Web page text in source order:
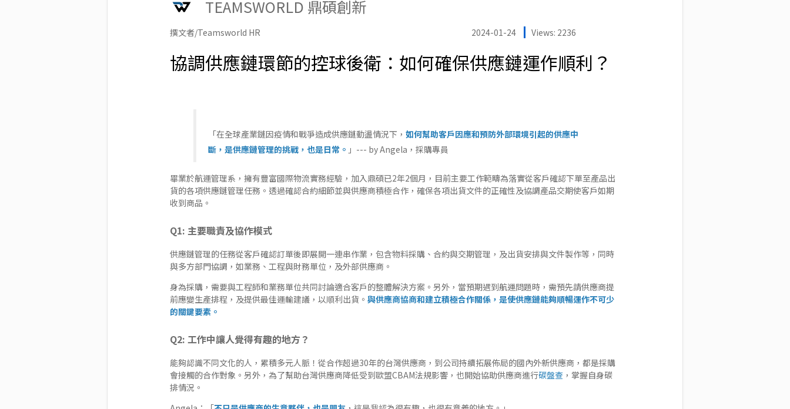
TEAMSWORLD 鼎碩創新
撰文者/Teamsworld HR 2024-01-24 Views: 2236
協調供應鏈環節的控球後衛：如何確保供應鏈運作順利？
「在全球產業鏈因疫情和戰爭造成供應鏈動盪情況下， 如何幫助客戶因應和預防外部環境引起的供應中
斷，是供應鏈管理的挑戰，也是日常。 」--- by Angela，採購專員
畢業於航運管理系，擁有豐富國際物流實務經驗，加入鼎碩已2年2個月，目前主要工作範疇為落實從客戶確認下單至產品出
貨的各項供應鏈管理任務。透過確認合約細節並與供應商積極合作，確保各項出貨文件的正確性及協調產品交期使客戶如期
收到商品。
Q1: 主要職責及協作模式
供應鏈管理的任務從客戶確認訂單後即展開一連串作業，包含物料採購、合約與交期管理，及出貨安排與文件製作等，同時
與多方部門協調，如業務、工程與財務單位，及外部供應商。
身為採購，需要與工程師和業務單位共同討論適合客戶的整體解決方案。另外，當預期遇到航運問題時，需預先請供應商提
前應變生產排程，及提供最佳運輸建議，以順利出貨。 與供應商協商和建立積極合作關係，是使供應鏈能夠順暢運作不可少
的關鍵要素。
Q2: 工作中讓人覺得有趣的地方？
能夠認識不同文化的人，累積多元人脈！從合作超過30年的台灣供應商，到公司持續拓展佈局的國內外新供應商，都是採購
會接觸的合作對象。另外，為了幫助台灣供應商降低受到歐盟CBAM法規影響，也開始協助供應商進行碳盤查，掌握自身碳
排情況。